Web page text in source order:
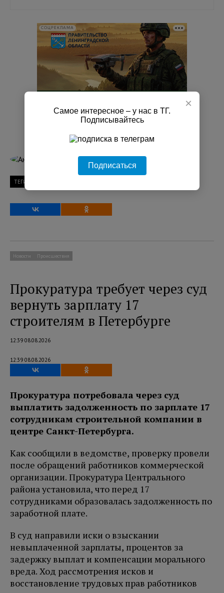
СОЦРЕКЛАМА
Анастасия Щербакова
ТЕГИ
Новости Происшествия
Прокуратура требует через суд
вернуть зарплату 17
строителям в Петербурге
12:39 08.08.2026
12:39 08.08.2026
Прокуратура потребовала через суд
выплатить задолженность по зарплате 17
сотрудникам строительной компании в
центре Санкт-Петербурга.
Как сообщили в ведомстве, проверку провели
после обращений работников коммерческой
организации. Прокуратура Центрального
района установила, что перед 17
сотрудниками образовалась задолженность по
заработной плате.
В суд направили иски о взыскании
невыплаченной зарплаты, процентов за
задержку выплат и компенсации морального
вреда. Ход рассмотрения исков и
восстановление трудовых прав работников
×
Самое интересное – у нас в ТГ.
Подписывайтесь
Подписаться